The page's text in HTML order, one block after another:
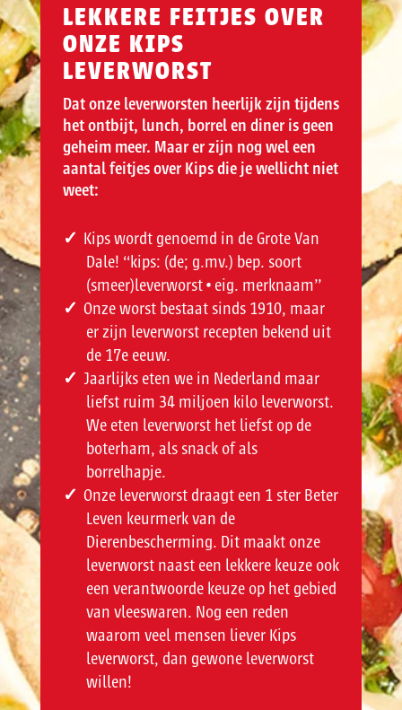
LEKKERE FEITJES OVER
ONZE KIPS
LEVERWORST
Dat onze leverworsten heerlijk zijn tijdens
het ontbijt, lunch, borrel en diner is geen
geheim meer. Maar er zijn nog wel een
aantal feitjes over Kips die je wellicht niet
weet:
Kips wordt genoemd in de Grote Van
Dale! “kips: (de; g.mv.) bep. soort
(smeer)leverworst • eig. merknaam”
Onze worst bestaat sinds 1910, maar
er zijn leverworst recepten bekend uit
de 17e eeuw.
Jaarlijks eten we in Nederland maar
liefst ruim 34 miljoen kilo leverworst.
We eten leverworst het liefst op de
boterham, als snack of als
borrelhapje.
Onze leverworst draagt een 1 ster Beter
Leven keurmerk van de
Dierenbescherming. Dit maakt onze
leverworst naast een lekkere keuze ook
een verantwoorde keuze op het gebied
van vleeswaren. Nog een reden
waarom veel mensen liever Kips
leverworst, dan gewone leverworst
willen!